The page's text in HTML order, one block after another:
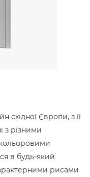
східної Європи, з її
з різними
в будь-який
рисами